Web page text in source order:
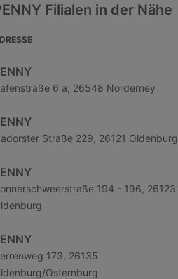
Filialen in der Nähe
6 a, 26548 Norderney
Straße 229, 26121 Oldenburg
194 - 196, 26123
173, 26135
Osternburg